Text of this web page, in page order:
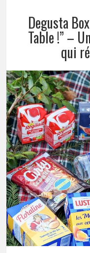
Degusta
Table !” –
qui